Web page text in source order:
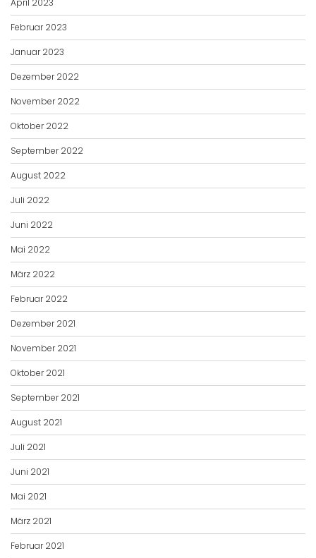
April 2023
Februar 2023
Januar 2023
Dezember 2022
November 2022
Oktober 2022
September 2022
August 2022
Juli 2022
Juni 2022
Mai 2022
März 2022
Februar 2022
Dezember 2021
November 2021
Oktober 2021
September 2021
August 2021
Juli 2021
Juni 2021
Mai 2021
März 2021
Februar 2021